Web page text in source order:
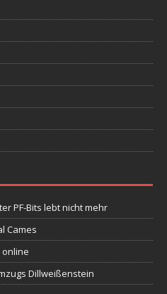
PF-Bits lebt nicht mehr
Cames
online
Dillweißenstein